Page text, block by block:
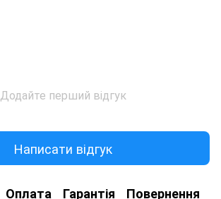
Додайте перший відгук
Написати відгук
Оплата Гарантія Повернення